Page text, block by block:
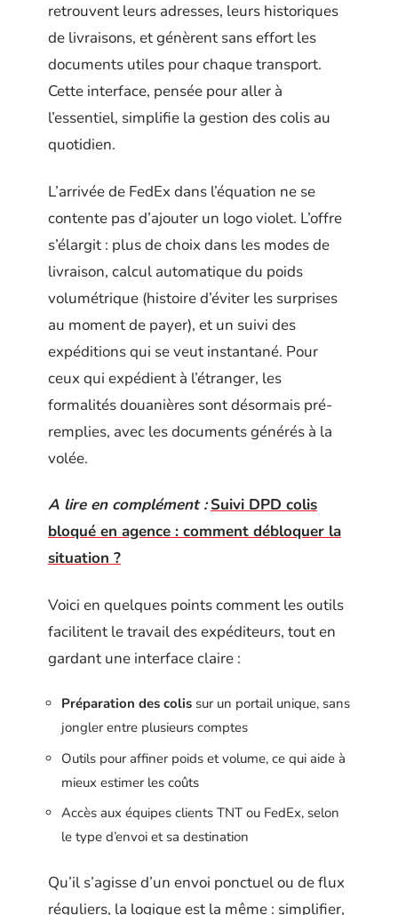
retrouvent leurs adresses, leurs historiques
de livraisons, et génèrent sans effort les
documents utiles pour chaque transport.
Cette interface, pensée pour aller à
l’essentiel, simplifie la gestion des colis au
quotidien.
L’arrivée de FedEx dans l’équation ne se
contente pas d’ajouter un logo violet. L’offre
s’élargit : plus de choix dans les modes de
livraison, calcul automatique du poids
volumétrique (histoire d’éviter les surprises
au moment de payer), et un suivi des
expéditions qui se veut instantané. Pour
ceux qui expédient à l’étranger, les
formalités douanières sont désormais pré-
remplies, avec les documents générés à la
volée.
A lire en complément : Suivi DPD colis
bloqué en agence : comment débloquer la
situation ?
Voici en quelques points comment les outils
facilitent le travail des expéditeurs, tout en
gardant une interface claire :
Préparation des colis sur un portail unique, sans
jongler entre plusieurs comptes
Outils pour affiner poids et volume, ce qui aide à
mieux estimer les coûts
Accès aux équipes clients TNT ou FedEx, selon
le type d’envoi et sa destination
Qu’il s’agisse d’un envoi ponctuel ou de flux
réguliers, la logique est la même : simplifier,